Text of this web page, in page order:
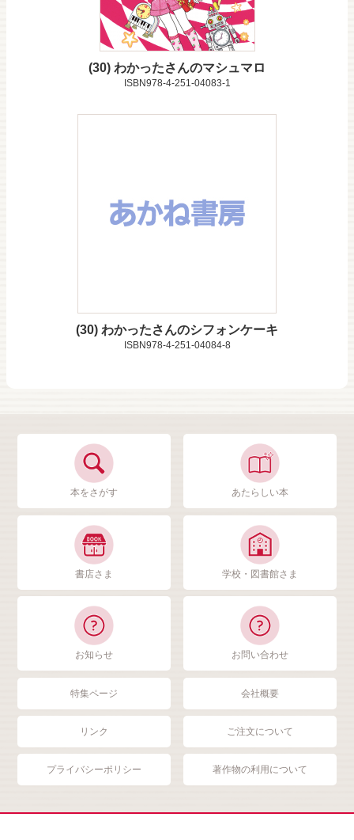
30 わかったさんのマシュマロ
ISBN978-4-251-04083-1
30 わかったさんのシフォンケーキ
ISBN978-4-251-04084-8
本をさがす あたらしい本
書店さま 学校・図書館さま
お知らせ お問い合わせ
特集ページ 会社概要
リンク ご注文について
プライバシーポリシー 著作物の利用について